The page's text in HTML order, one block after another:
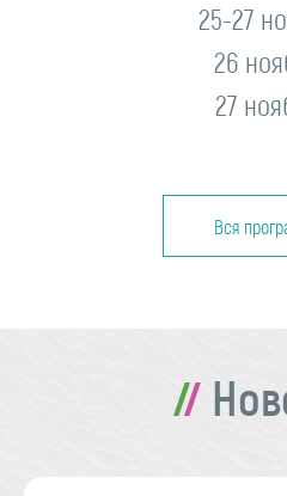
25-27
26
27
Вся